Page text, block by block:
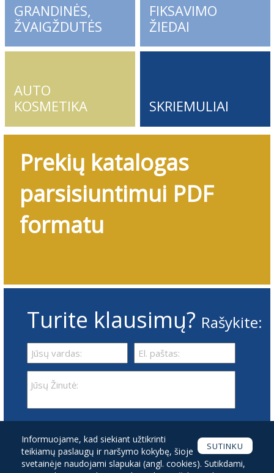
GRANDINĖS,
ŽVAIGŽDUTĖS
FIKSAVIMO
ŽIEDAI
AUTO
KOSMETIKA
SKRIEMULIAI
Prekių katalogas
parsisiuntimui PDF
formatu
Turite klausimų? Rašykite:
Privatumo politika
SUTINKU
Informuojame, kad siekiant užtikrinti
teikiamų paslaugų ir naršymo kokybę, šioje
svetainėje naudojami slapukai (angl. cookies). Sutikdami,